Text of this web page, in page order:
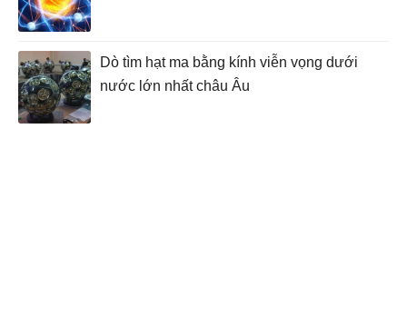
Dò tìm hạt ma bằng kính viễn vọng dưới
nước lớn nhất châu Âu